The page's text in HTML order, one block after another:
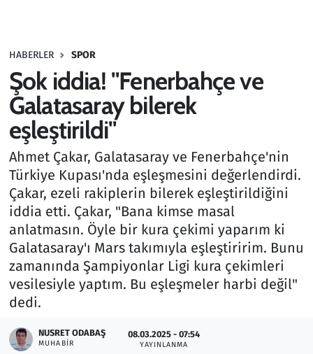
HABERLER SPOR
Şok iddia! "Fenerbahçe ve
Galatasaray bilerek
eşleştirildi"
Ahmet Çakar, Galatasaray ve Fenerbahçe'nin
Türkiye Kupası'nda eşleşmesini değerlendirdi.
Çakar, ezeli rakiplerin bilerek eşleştirildiğini
iddia etti. Çakar, "Bana kimse masal
anlatmasın. Öyle bir kura çekimi yaparım ki
Galatasaray'ı Mars takımıyla eşleştiririm. Bunu
zamanında Şampiyonlar Ligi kura çekimleri
vesilesiyle yaptım. Bu eşleşmeler harbi değil"
dedi.
NUSRET ODABAŞ
MUHABIR
08.03.2025 - 07:54
YAYINLANMA
Haber
Kültür Sanat
Kurumsal Haberler
Lezzet Durağı
Memur ve Kamu
Otomobil
Oyun
Ramazan
Resmi İlanlar